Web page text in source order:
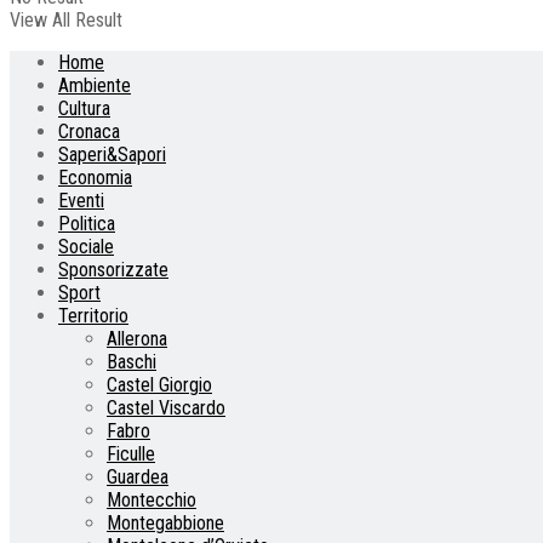
View All Result
Home
Ambiente
Cultura
Cronaca
Saperi&Sapori
Economia
Eventi
Politica
Sociale
Sponsorizzate
Sport
Territorio
Allerona
Baschi
Castel Giorgio
Castel Viscardo
Fabro
Ficulle
Guardea
Montecchio
Montegabbione